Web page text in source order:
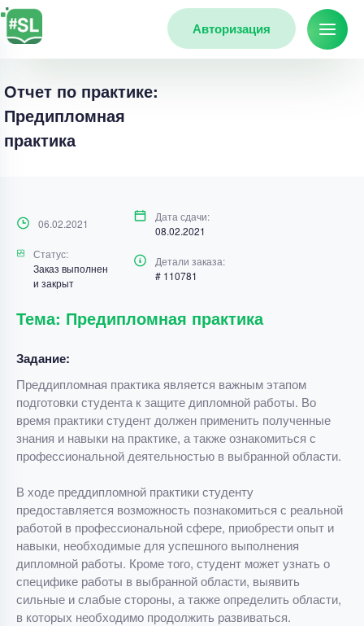
Авторизация
Отчет по практике:
Предипломная
практика
06.02.2021
Дата сдачи:
08.02.2021
Статус:
Заказ выполнен
и закрыт
Детали заказа:
# 110781
Тема: Предипломная практика
Задание:
Преддипломная практика является важным этапом
подготовки студента к защите дипломной работы. Во
время практики студент должен применить полученные
знания и навыки на практике, а также ознакомиться с
профессиональной деятельностью в выбранной области.
В ходе преддипломной практики студенту
предоставляется возможность познакомиться с реальной
работой в профессиональной сфере, приобрести опыт и
навыки, необходимые для успешного выполнения
дипломной работы. Кроме того, студент может узнать о
специфике работы в выбранной области, выявить
сильные и слабые стороны, а также определить области,
в которых необходимо продолжить развиваться.